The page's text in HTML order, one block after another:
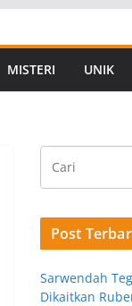
MISTERI UNIK
Post
Sarwendah
Dikaitkan